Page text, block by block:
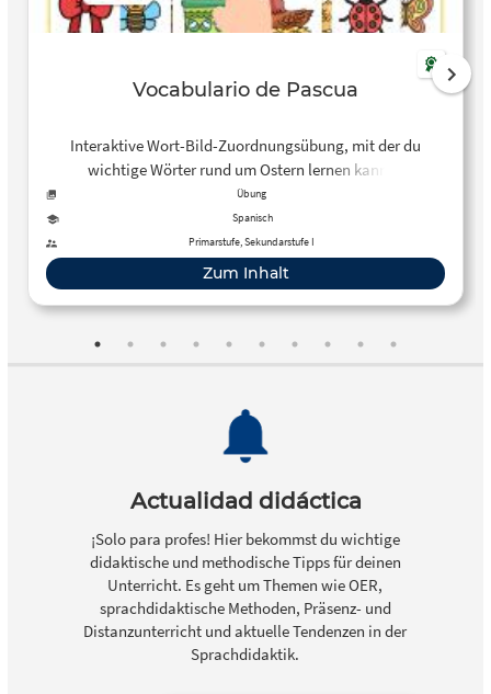
Vocabulario de Pascua
Interaktive Wort-Bild-Zuordnungsübung, mit der du
wichtige Wörter rund um Ostern lernen kannst.
Übung
Spanisch
Primarstufe, Sekundarstufe I
Zum Inhalt
Actualidad didáctica
¡Solo para profes! Hier bekommst du wichtige
didaktische und methodische Tipps für deinen
Unterricht. Es geht um Themen wie OER,
sprachdidaktische Methoden, Präsenz- und
Distanzunterricht und aktuelle Tendenzen in der
Sprachdidaktik.